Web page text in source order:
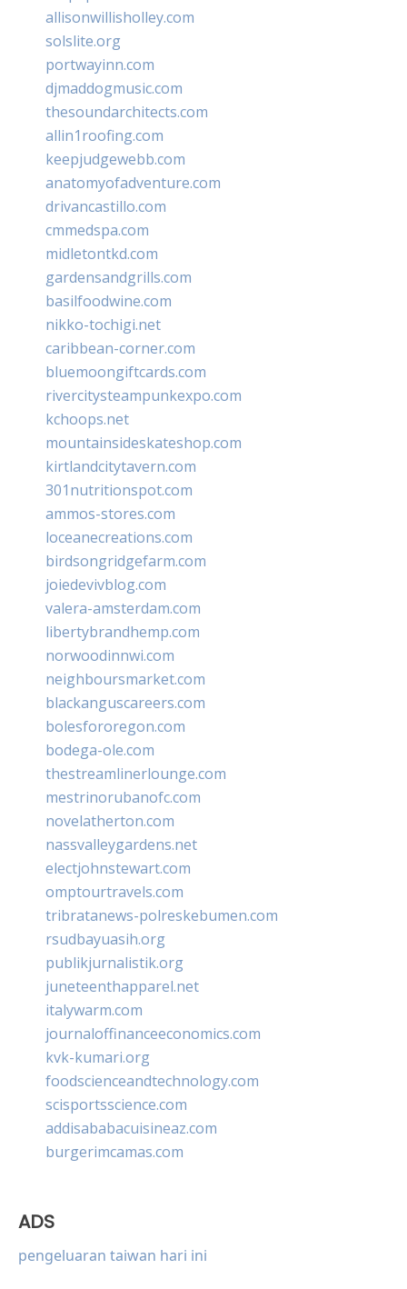
allisonwillisholley.com
solslite.org
portwayinn.com
djmaddogmusic.com
thesoundarchitects.com
allin1roofing.com
keepjudgewebb.com
anatomyofadventure.com
drivancastillo.com
cmmedspa.com
midletontkd.com
gardensandgrills.com
basilfoodwine.com
nikko-tochigi.net
caribbean-corner.com
bluemoongiftcards.com
rivercitysteampunkexpo.com
kchoops.net
mountainsideskateshop.com
kirtlandcitytavern.com
301nutritionspot.com
ammos-stores.com
loceanecreations.com
birdsongridgefarm.com
joiedevivblog.com
valera-amsterdam.com
libertybrandhemp.com
norwoodinnwi.com
neighboursmarket.com
blackanguscareers.com
bolesfororegon.com
bodega-ole.com
thestreamlinerlounge.com
mestrinorubanofc.com
novelatherton.com
nassvalleygardens.net
electjohnstewart.com
omptourtravels.com
tribratanews-polreskebumen.com
rsudbayuasih.org
publikjurnalistik.org
juneteenthapparel.net
italywarm.com
journaloffinanceeconomics.com
kvk-kumari.org
foodscienceandtechnology.com
scisportsscience.com
addisababacuisineaz.com
burgerimcamas.com
ADS
pengeluaran taiwan hari ini